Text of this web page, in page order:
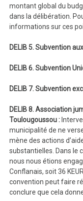
montant global du
dans la délibération.
informations sur ces
DELIB 5. Subvention
DELIB 6. Subvention
DELIB 7. Subvention
DELIB 8. Association
Toulougoussou :
municipalité de ne
mène des actions
substantielles. Dans le
nous nous étions
Conflanais, soit 36
convention peut faire
conclure que cela